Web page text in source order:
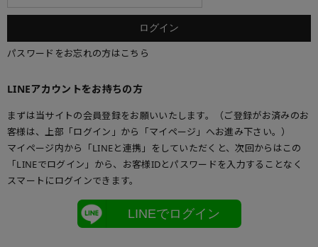
パスワードをお忘れの方はこちら
LINEアカウントをお持ちの方
まずは当サイトの会員登録をお願いいたします。（ご登録がお済みのお
客様は、上部「ログイン」から「マイページ」へお進み下さい。）
マイページ内から「LINEと連携」をしていただくと、次回からはこの
「LINEでログイン」から、お客様IDとパスワードを入力することなく
スマートにログインできます。
LINEでログイン